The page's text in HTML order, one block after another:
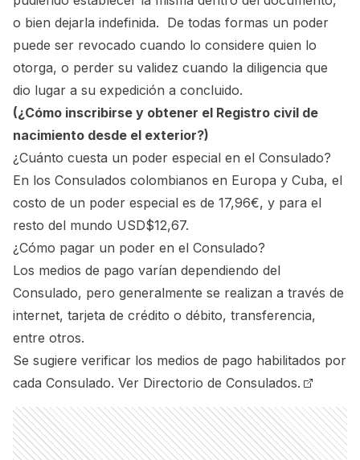
o bien dejarla indefinida. De todas formas un poder
puede ser revocado cuando lo considere quien lo
otorga, o perder su validez cuando la diligencia que
dio lugar a su expedición a concluido.
(¿Cómo inscribirse y obtener el Registro civil de
nacimiento desde el exterior?)
¿Cuánto cuesta un poder especial en el Consulado?
En los Consulados colombianos en Europa y Cuba, el
costo de un poder especial es de 17,96€, y para el
resto del mundo USD$12,67.
¿Cómo pagar un poder en el Consulado?
Los medios de pago varían dependiendo del
Consulado, pero generalmente se realizan a través de
internet, tarjeta de crédito o débito, transferencia,
entre otros.
Se sugiere verificar los medios de pago habilitados por
cada Consulado. Ver Directorio de Consulados.